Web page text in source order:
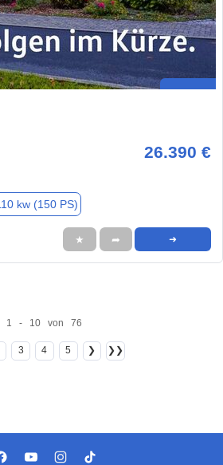
26.390 €
kw (150 PS)
★ ➦ ➜
1 - 10 von 76
3 4 5 ❯ ❯❯